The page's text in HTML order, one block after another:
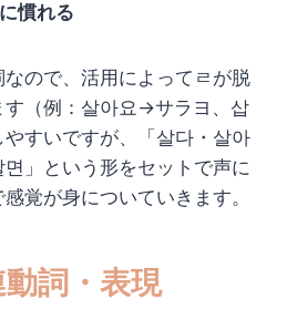
慣れる
なので、活用によってㄹが脱
す（例：살아요→サラヨ、삽
すいですが、「살다・살아
」という形をセットで声に
覚が身についていきます。
詞・表現